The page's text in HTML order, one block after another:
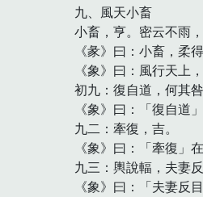
九、風天小畜
小畜，亨。密云不雨，
《彖》曰：小畜，柔
《象》曰：風行天上
初九：復自道，何其咎
《象》曰：「復自道
九二：牽復，吉。
《象》曰：「牽復」
九三：輿說輻，夫妻反
《象》曰：「夫妻反